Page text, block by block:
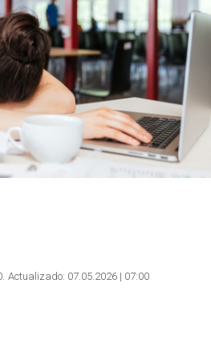
Actualizado: 07.05.2026 | 07:00